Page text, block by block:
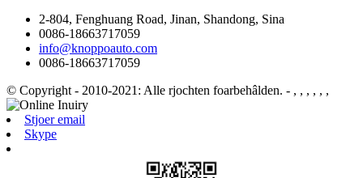
2-804, Fenghuang Road, Jinan, Shandong, Sina
0086-18663717059
info@knoppoauto.com
0086-18663717059
© Copyright - 2010-2021: Alle rjochten foarbehâlden. - , , , , , ,
Stjoer email
Skype